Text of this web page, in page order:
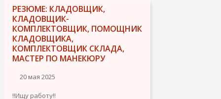
РЕЗЮМЕ: КЛАДОВЩИК,
КЛАДОВЩИК-
КОМПЛЕКТОВЩИК, ПОМОЩНИК
КЛАДОВЩИКА,
КОМПЛЕКТОВЩИК СКЛАДА,
МАСТЕР ПО МАНЕКЮРУ
20 мая 2025
‼️Ищу работу‼️